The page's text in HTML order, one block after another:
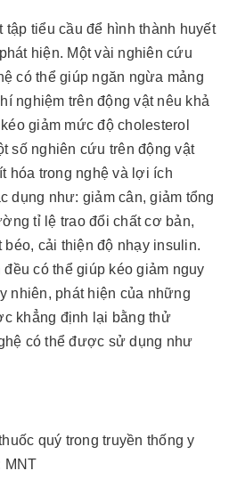
tiểu cầu để hình thành huyết
hiện. Một vài nghiên cứu
có thể giúp ngăn ngừa mảng
nghiệm trên động vật nêu khả
giảm mức độ cholesterol
số nghiên cứu trên động vật
hóa trong nghệ và lợi ích
dụng như: giảm cân, giảm tổng
tỉ lệ trao đổi chất cơ bản,
cải thiện độ nhạy insulin.
có thể giúp kéo giảm nguy
nhiên, phát hiện của những
khẳng định lại bằng thử
có thể được sử dụng như